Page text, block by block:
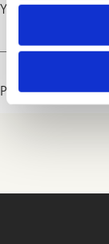
Yksittäistapauksissa
Päivitetty: 04.08.26